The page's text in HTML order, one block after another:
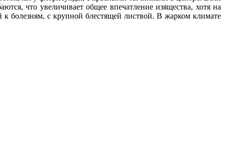
что увеличивает общее впечатление изящества, хотя на
болезням, с крупной блестящей листвой. В жарком климате